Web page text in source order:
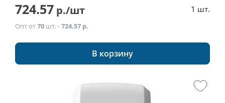
724.57 р./шт 1 шт.
Опт от70 шт. -724.57 р.
В корзину